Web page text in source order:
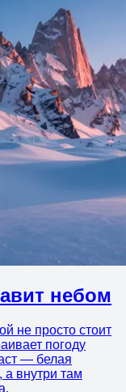
небом
не просто стоит
погоду
— белая
а внутри там